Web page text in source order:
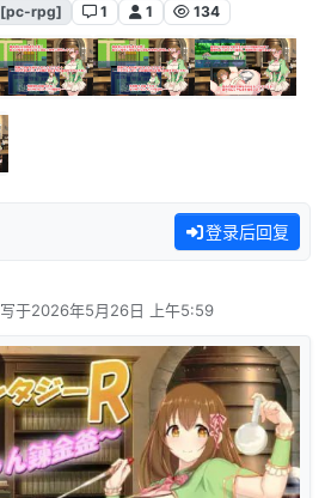
[pc-rpg] 1 1 134
登录后回复
写于2026年5月26日 上午5:59
最后由 编辑